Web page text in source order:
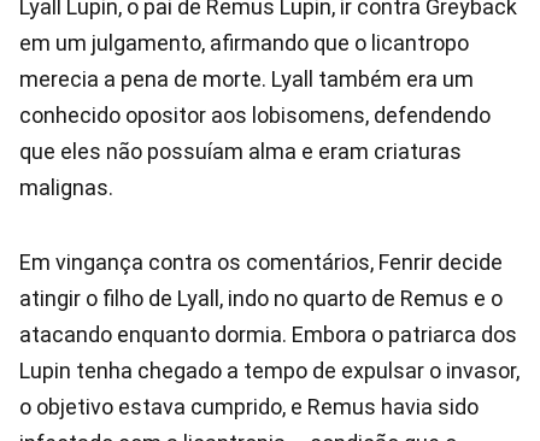
Lyall Lupin, o pai de Remus Lupin, ir contra Greyback
em um julgamento, afirmando que o licantropo
merecia a pena de morte. Lyall também era um
conhecido opositor aos lobisomens, defendendo
que eles não possuíam alma e eram criaturas
malignas.
Em vingança contra os comentários, Fenrir decide
atingir o filho de Lyall, indo no quarto de Remus e o
atacando enquanto dormia. Embora o patriarca dos
Lupin tenha chegado a tempo de expulsar o invasor,
o objetivo estava cumprido, e Remus havia sido